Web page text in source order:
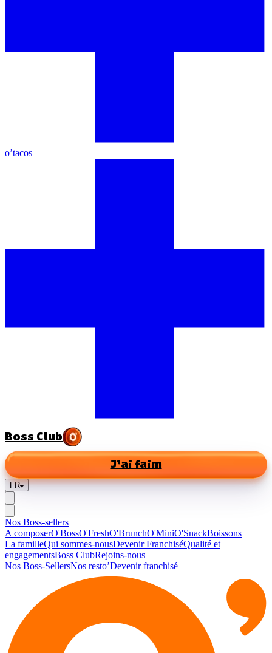
o’tacos
Boss Club
J’ai faim
FR
Nos Boss-sellers
A composerO'BossO'FreshO'BrunchO'MiniO'SnackBoissons
La familleQui sommes-nousDevenir FranchiséQualité et
engagementsBoss ClubRejoins-nous
Nos Boss-SellersNos resto’Devenir franchisé